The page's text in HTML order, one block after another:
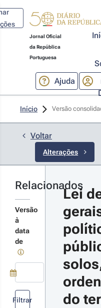
Jornal Oficial
da República
Portuguesa
Ajuda
Início Versão
Voltar
Alterações
Lei
10/2024
Série
âmbito do
e
detalhes
06-15
-
o
Relacionados
Versão
à
data
de
Use a tecla de seta para
Filtrar
Lei
do